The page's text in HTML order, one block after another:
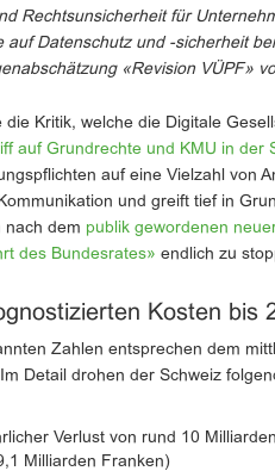
Rechtsunsicherheit für
auf Datenschutz und -sicherheit
«Revision VÜPF»
die Kritik, welche die Digitale
auf Grundrechte und KMU in der
auf eine Vielzahl von
und greift tief in
nach dem publik gewordenen
des Bundesrates» endlich zu
Kosten bis
Zahlen entsprechen dem
Detail drohen der Schweiz
Verlust von rund 10
Milliarden Franken)